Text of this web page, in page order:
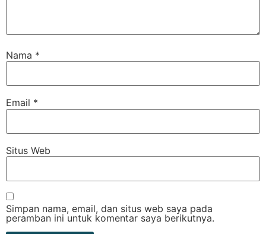
Nama *
Email *
Situs Web
Simpan nama, email, dan situs web saya pada
peramban ini untuk komentar saya berikutnya.